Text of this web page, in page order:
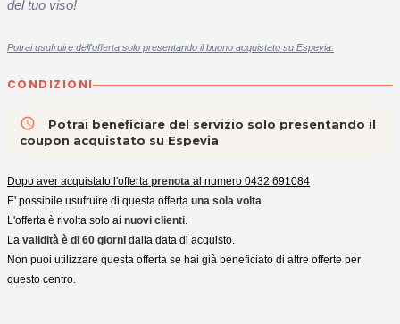
del tuo viso!
Potrai usufruire dell'offerta solo presentando il buono acquistato su Espevia.
CONDIZIONI
access_time
Potrai beneficiare del servizio solo presentando il
coupon acquistato su Espevia
Dopo aver acquistato l'offerta prenota al numero 0432 691084
E' possibile usufruire di questa offerta una sola volta.
L'offerta è rivolta solo ai nuovi clienti.
La validità è di 60 giorni dalla data di acquisto.
Non puoi utilizzare questa offerta se hai già beneficiato di altre offerte per
questo centro.